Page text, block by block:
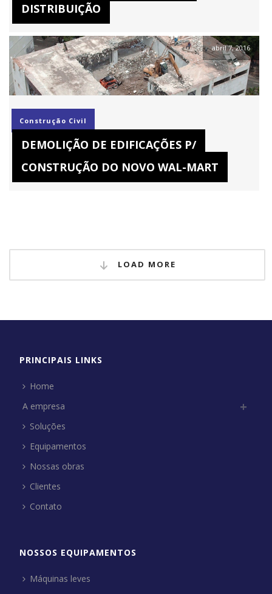
DISTRIBUIÇÃO
abril 7, 2016
Construção Civil
DEMOLIÇÃO DE EDIFICAÇÕES P/
CONSTRUÇÃO DO NOVO WAL-MART
LOAD MORE
PRINCIPAIS LINKS
Home
A empresa
Soluções
Equipamentos
Nossas obras
Clientes
Contato
NOSSOS EQUIPAMENTOS
Máquinas leves